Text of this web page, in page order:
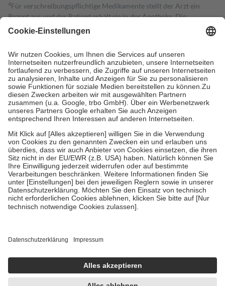
4Für verschreibungspflichtige Medikamente stellt der Arzt ein
Rezept aus und der Patient erhält sie in der Apotheke. Die
gesetzliche Krankenversicherung übernimmt in der Regel die
Kosten dafür, der Versicherte trägt einen Teil davon als Zuzahlung
Grundsätzlich leisten Mitglieder Zuzahlungen in Höhe von zehn
Prozent des Abgabepreises,mindestens jedochfünf Euround
höchstens zehn Euro.Es sind jedoch nie mehr als die tatsächlichen
Kosten der Leistung zu entrichten.
Diese Regeln gelten grundsätzlich auch für Online-Apotheken.
Bei Heilmitteln und häuslicher Krankenpflege beträgt die
Zuzahlung zehn Prozent der Kosten sowie zehn Euro je
Verordnung.
Um das Engagement der Versicherten für ihre eigene Gesundheit zu
stärken und die besondere Stellung der Familie zu unterstützen,
fallenkeine Zuzahlungenan bei:
• Kindern und Jugendlichen bis zum vollendeten 18. Lebensjahr
mit Ausnahme der Fahrkosten
• Untersuchungen zur Vorsorge und Früherkennung, die von der
GKV getragen werden
Einholung von Bewertungen. Trusted Shops hat Maßnahmen
getroffen, um sicherzustellen, dass es sich um echte Bewertungen
handelt. Mehr Informationen findest du hier: